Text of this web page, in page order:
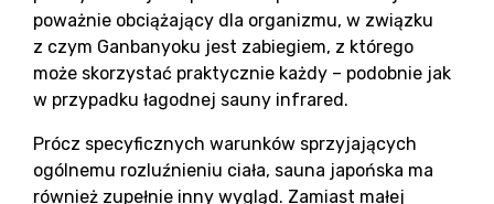
poważnie obciążający dla organizmu, w związku
z czym Ganbanyoku jest zabiegiem, z którego
może skorzystać praktycznie każdy – podobnie jak
w przypadku łagodnej sauny infrared.
Prócz specyficznych warunków sprzyjających
ogólnemu rozluźnieniu ciała, sauna japońska ma
również zupełnie inny wygląd. Zamiast małej